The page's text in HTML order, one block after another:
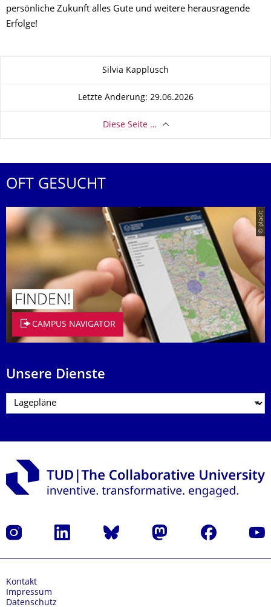
persönliche Zukunft alles Gute und weitere herausragende
Erfolge!
Silvia Kapplusch
Letzte Änderung: 29.06.2026
Diese Seite …
OFT GESUCHT
© placit
FINDEN!
CAMPUS NAVIGATOR
Unsere Dienste
Instagram LinkedIn Bluesky Mastodon Facebook
Kontakt
Impressum
Datenschutz